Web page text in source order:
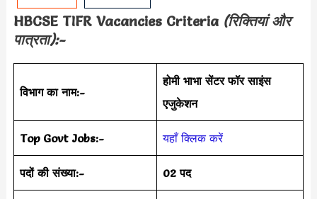
HBCSE TIFR Vacancies Criteria (रिक्तियां और
पात्रता):-
विभाग का नाम:-
होमी भाभा सेंटर फॉर साइंस
एजुकेशन
Top Govt Jobs:- यहाँ क्लिक करें
पदों की संख्या:- 02 पद